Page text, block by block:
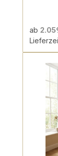
ab